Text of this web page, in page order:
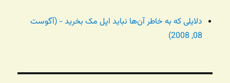
دلایلی که به خاطر آن‌ها نباید اپل مک بخرید - (آگوست
08, 2008)